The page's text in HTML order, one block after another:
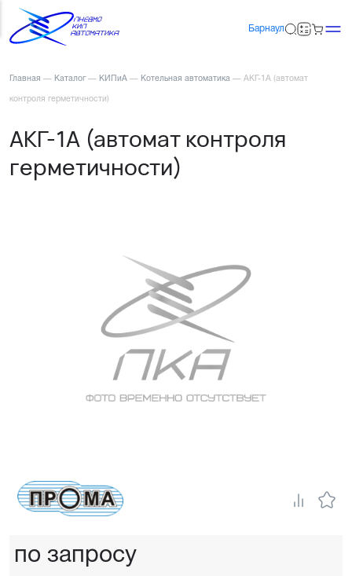
Барнаул
Главная — Каталог — КИПиА — Котельная автоматика — АКГ-1А (автомат
контроля герметичности)
АКГ-1А (автомат контроля
герметичности)
по запросу